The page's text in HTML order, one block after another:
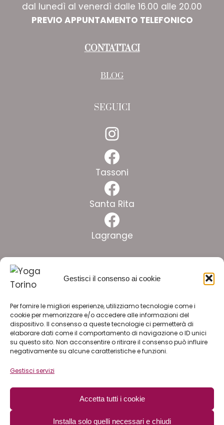
Gestisci il consenso ai cookie
Per fornire le migliori esperienze, utilizziamo tecnologie come i
cookie per memorizzare e/o accedere alle informazioni del
dispositivo. Il consenso a queste tecnologie ci permetterà di
elaborare dati come il comportamento di navigazione o ID unici
su questo sito. Non acconsentire o ritirare il consenso può influire
negativamente su alcune caratteristiche e funzioni.
Gestisci servizi
Accetta tutti i cookie
Installa solo quelli necessari e chiudi
dal lunedì al venerdì dalle 16.00 alle 20.00
PREVIO APPUNTAMENTO TELEFONICO
CONTATTACI
BLOG
SEGUICI
Instagram
Facebook
Tassoni
Facebook
Santa Rita
Facebook
Lagrange
Facebook
Crocetta
Facebook
Pinelli
Facebook
Lingotto
ISCRIVITI ALLA NEWSLETTER
LAVORA CON NOI